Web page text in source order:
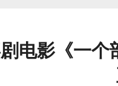
电影《一个